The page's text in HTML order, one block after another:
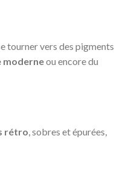
tourner vers des pigments
moderneou encore du
rétro , sobres et épurées,